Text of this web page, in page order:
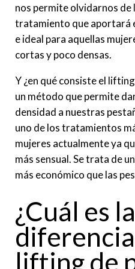
nos permite olvidarnos de
tratamiento que aportará
e ideal para aquellas
cortas y poco densas.
Y ¿en qué consiste el
un método que permite
densidad a nuestras
uno de los tratamientos
mujeres actualmente ya
más sensual. Se trata de
más económico que las
¿Cuál es la
lifting de